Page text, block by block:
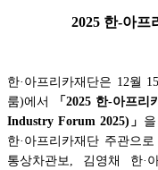
2025 한-아프
한·아프리카재단은 12월
룸)에서
「2025 한-아프
Industry Forum 2025)」
한·아프리카재단 주관으
통상차관보, 김영채 한·